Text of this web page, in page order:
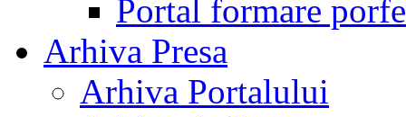
Portal formare
Arhiva Presa
Arhiva Portalului